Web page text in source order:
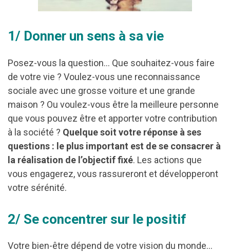
1/ Donner un sens à sa vie
Posez-vous la question… Que souhaitez-vous faire
de votre vie ? Voulez-vous une reconnaissance
sociale avec une grosse voiture et une grande
maison ? Ou voulez-vous être la meilleure personne
que vous pouvez être et apporter votre contribution
à la société ? Quelque soit votre réponse à ses
questions : le plus important est de se consacrer à
la réalisation de l’objectif fixé. Les actions que
vous engagerez, vous rassureront et développeront
votre sérénité.
2/ Se concentrer sur le positif
Votre bien-être dépend de votre vision du monde…